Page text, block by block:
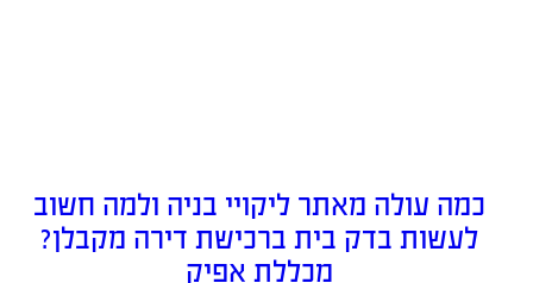
כמה עולה מאתר ליקויי בניה ולמה חשוב
לעשות בדק בית ברכישת דירה מקבלן?
מכללת אפיק